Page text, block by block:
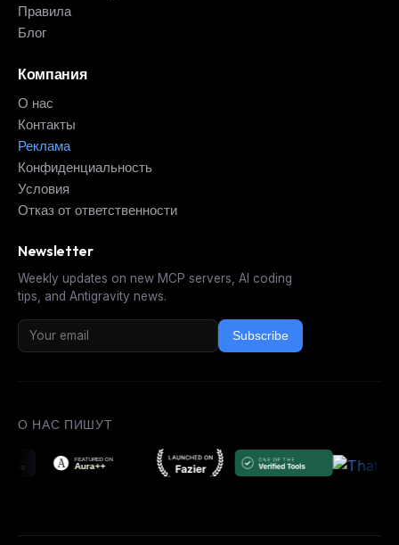
Правила
Блог
Компания
О нас
Контакты
Реклама
Конфиденциальность
Условия
Отказ от ответственности
Newsletter
Weekly updates on new MCP servers, AI coding
tips, and Antigravity news.
Subscribe
О НАС ПИШУТ